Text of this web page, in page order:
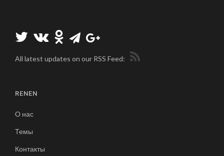
All latest updates on our RSS Feed:
RENEN
О нас
Темы
Контакты